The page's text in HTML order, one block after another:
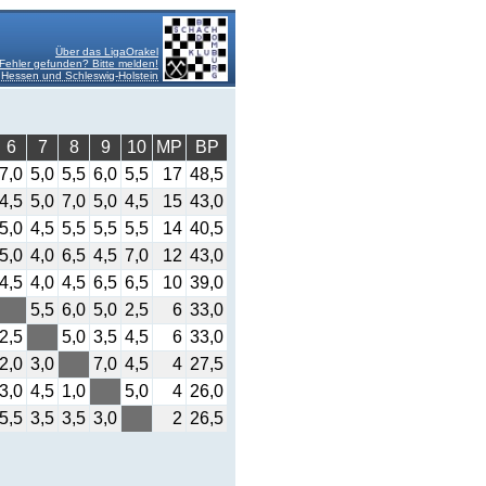
Über das LigaOrakel
Fehler gefunden? Bitte melden!
und Schleswig-Holstein
6 7 8 9 10 MP
BP
7,0 5,0 5,5 6,0 5,5 17 48,5
4,5 5,0 7,0 5,0 4,5 15 43,0
5,0 4,5 5,5 5,5 5,5 14 40,5
5,0 4,0 6,5 4,5 7,0 12 43,0
4,5 4,0 4,5 6,5 6,5 10 39,0
5,5 6,0 5,0 2,5 6 33,0
2,5 5,0 3,5 4,5 6 33,0
2,0 3,0 7,0 4,5 4 27,5
3,0 4,5 1,0 5,0 4 26,0
5,5 3,5 3,5 3,0 2 26,5